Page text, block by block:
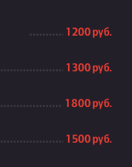
1 200 руб.
1 300 руб.
1 800 руб.
1 500 руб.